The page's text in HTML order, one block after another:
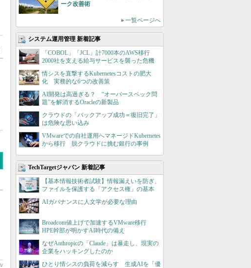
ーク改善術
» 一覧ページへ
システム運用管理 新着記事
「COBOL」「JCL」計7000本のAWS移行
2000社を支える給与サービスを襲った危機
情シスを直撃するKubernetesコストの肥大
化 実務的な6つの改善策
AI開発は高過ぎる？ “オーバースペック問
題”を解消するOracleの新製品
クラウドの「バックアップ成功＝復旧完了」
は危険な思い込み
VMwareでの自社運用へマネージドKubernetes
から移行 脱クラウドに挑む銀行の事例
TechTargetジャパン 新着記事
【基本情報技術者試験】情報漏えいを防ぎ、
ファイルを保護する「アクセス権」の基本
AIガバナンスに人文学が必要な理由
Broadcom値上げで加速するVMware移行
HPE幹部が明かすAI時代の備え
なぜAnthropicの「Claude」は暴走し、現実の
企業をハッキングしたのか
ひとり情シスの負荷を減らす 生成AIを「優